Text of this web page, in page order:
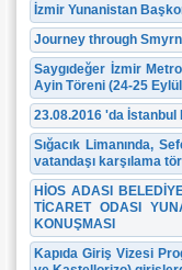
İzmir Yunanistan
Journey through
Saygıdeğer İzmir
Ayin Töreni (24-25
23.08.2016 'da İstanbul
Sığacık Limanında,
vatandaşı karşılama
HİOS ADASI
TİCARET ODASI
KONUŞMASI
Kapıda Giriş Vizesi